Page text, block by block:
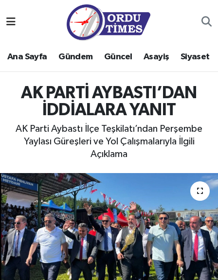
Ana Sayfa Gündem Güncel Asayiş Siyaset
AK PARTİ AYBASTI’DAN
İDDİALARA YANIT
AK Parti Aybastı İlçe Teşkilatı’ndan Perşembe
Yaylası Güreşleri ve Yol Çalışmalarıyla İlgili
Açıklama
Gündem
Güncel
Asayiş
Siyaset
Ekonomi
Sağlık
Kültür-Sanat
Turizm
Ordu Nöbetçi Eczaneler
Ordu Hava Durumu
Ordu Namaz Vakitleri
Ordu Trafik Yoğunluk Haritası
Süper Lig Puan Durumu ve Fikstür
Son Dakika Haberleri
Haber Arşivi